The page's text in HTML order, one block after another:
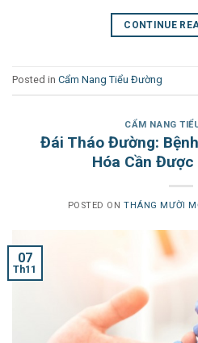
CONTINUE
Posted in Cẩm Nang Tiểu Đường
CẨM NANG
Đái Tháo Đường:
Hóa Cần
POSTED ONTHÁNG MƯỜI
07
Th11